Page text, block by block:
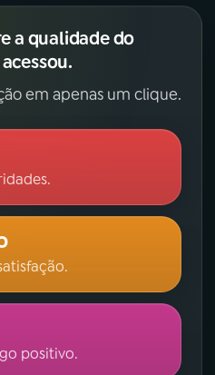
a qualidade do
em apenas um clique.
positivo.